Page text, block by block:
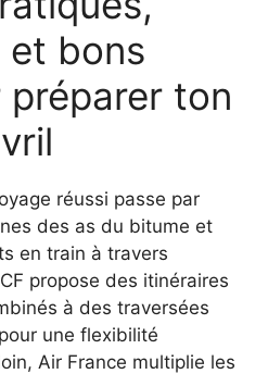
bons
préparer ton
réussi passe par
des as du bitume et
en train à travers
propose des itinéraires
à des traversées
une flexibilité
Air France multiplie les